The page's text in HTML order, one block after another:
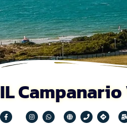
IL